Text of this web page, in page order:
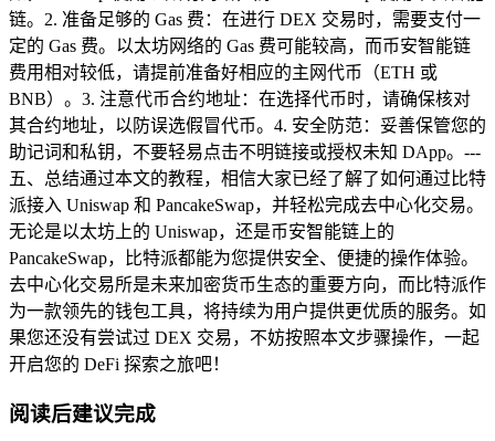
链。2. 准备足够的 Gas 费：在进行 DEX 交易时，需要支付一
定的 Gas 费。以太坊网络的 Gas 费可能较高，而币安智能链
费用相对较低，请提前准备好相应的主网代币（ETH 或
BNB）。3. 注意代币合约地址：在选择代币时，请确保核对
其合约地址，以防误选假冒代币。4. 安全防范：妥善保管您的
助记词和私钥，不要轻易点击不明链接或授权未知 DApp。---
五、总结通过本文的教程，相信大家已经了解了如何通过比特
派接入 Uniswap 和 PancakeSwap，并轻松完成去中心化交易。
无论是以太坊上的 Uniswap，还是币安智能链上的
PancakeSwap，比特派都能为您提供安全、便捷的操作体验。
去中心化交易所是未来加密货币生态的重要方向，而比特派作
为一款领先的钱包工具，将持续为用户提供更优质的服务。如
果您还没有尝试过 DEX 交易，不妨按照本文步骤操作，一起
开启您的 DeFi 探索之旅吧！
阅读后建议完成